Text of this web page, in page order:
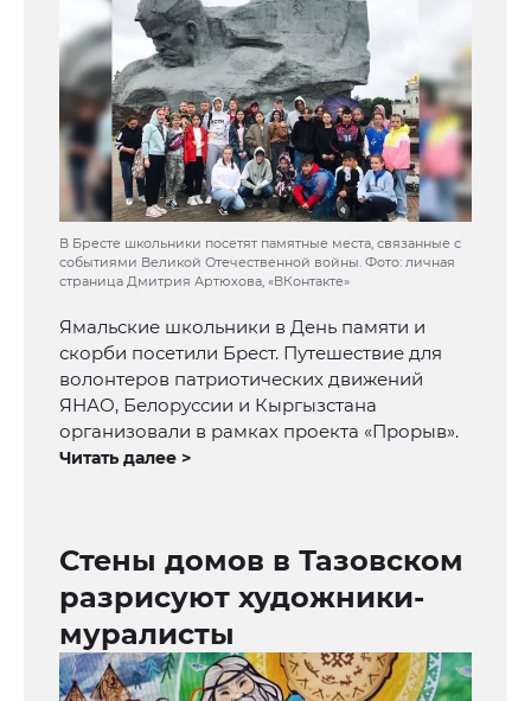
В Бресте школьники посетят памятные места, связанные с
событиями Великой Отечественной войны. Фото: личная
страница Дмитрия Артюхова, «ВКонтакте»
Ямальские школьники в День памяти и
скорби посетили Брест. Путешествие для
волонтеров патриотических движений
ЯНАО, Белоруссии и Кыргызстана
организовали в рамках проекта «Прорыв».
Читать далее >
Стены домов в Тазовском
разрисуют художники-
муралисты